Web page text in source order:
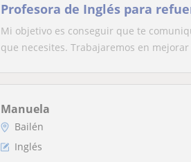
Profesora de Inglés para
Mi objetivo es conseguir que te
que necesites. Trabajaremos en
Manuela
Bailén
Inglés